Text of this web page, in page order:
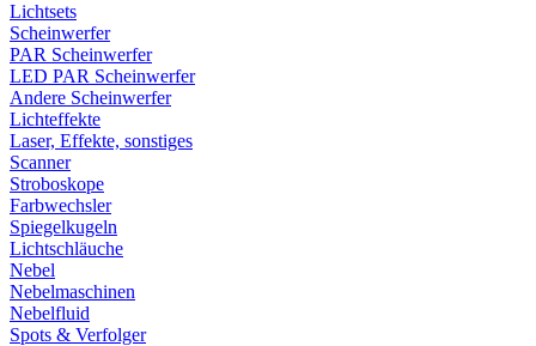
Lichtsets
Scheinwerfer
PAR Scheinwerfer
LED PAR Scheinwerfer
Andere Scheinwerfer
Lichteffekte
Laser, Effekte, sonstiges
Scanner
Stroboskope
Farbwechsler
Spiegelkugeln
Lichtschläuche
Nebel
Nebelmaschinen
Nebelfluid
Spots & Verfolger